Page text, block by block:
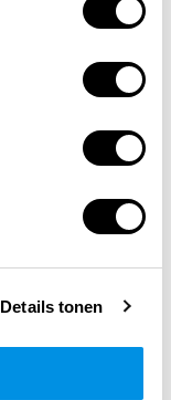
Details tonen